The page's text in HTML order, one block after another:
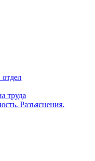
труда
Разъяснения.